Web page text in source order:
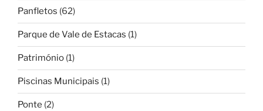
Panfletos (62)
Parque de Vale de Estacas (1)
Património (1)
Piscinas Municipais (1)
Ponte (2)